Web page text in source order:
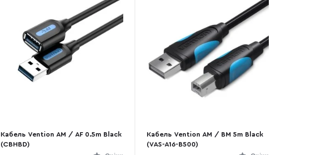
Кабель Vention AM / AF 0.5m Black
(CBHBD)
Кабель Vention AM / BM 5m Black
(VAS-A16-B500)